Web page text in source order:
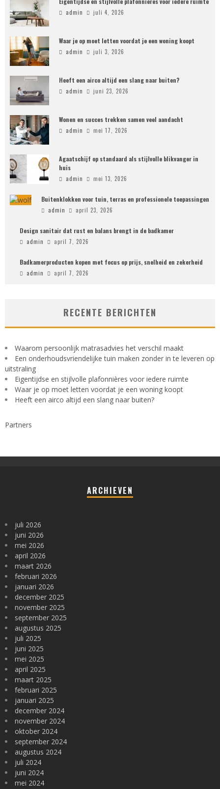
admin juli 4, 2026
Waar je op moet letten voordat je een woning koopt
admin juli 3, 2026
Heeft een airco altijd een slang naar buiten?
admin juni 23, 2026
Wonen en succes trekken samen veel aandacht
admin mei 17, 2026
Agaatschijf op standaard als stijlvolle blikvanger in
huis
admin mei 13, 2026
Buitenklokken voor tuin, terras en professionele toepassingen
admin april 23, 2026
Design sanitair dat rust en balans brengt in de badkamer
admin april 7, 2026
Badkamerproducten kopen met focus op prijs, snelheid en zekerheid
admin april 7, 2026
RECENTE BERICHTEN
Waarom persoonlijk matrasadvies het verschil maakt
Een onderhoudsvriendelijke tuin maken zonder in te leveren op
uitstraling
Eigentijdse en stijlvolle plafonnières voor iedere ruimte
Waar je op moet letten voordat je een woning koopt
Heeft een airco altijd een slang naar buiten?
Partners
ARCHIEVEN
juli 2026
juni 2026
mei 2026
april 2026
maart 2026
februari 2026
januari 2026
december 2025
november 2025
september 2025
augustus 2025
juli 2025
juni 2025
mei 2025
april 2025
maart 2025
februari 2025
januari 2025
december 2024
november 2024
oktober 2024
september 2024
augustus 2024
juli 2024
juni 2024
mei 2024